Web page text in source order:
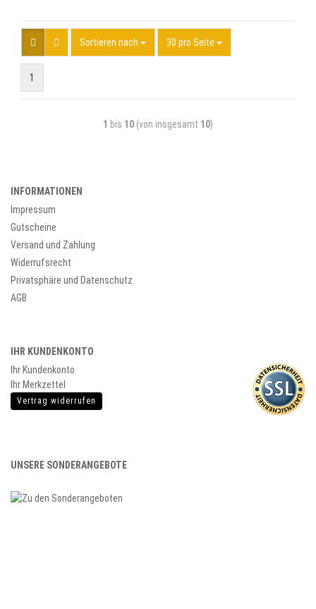
Sortieren nach 30 pro Seite
1
1 bis 10 (von insgesamt 10)
INFORMATIONEN
Impressum
Gutscheine
Versand und Zahlung
Widerrufsrecht
Privatsphäre und Datenschutz
AGB
IHR KUNDENKONTO
Ihr Kundenkonto
Ihr Merkzettel
Vertrag widerrufen
UNSERE SONDERANGEBOTE